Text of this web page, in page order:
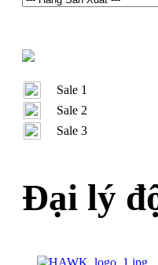
Sale 1
Sale 2
Sale 3
Đại lý